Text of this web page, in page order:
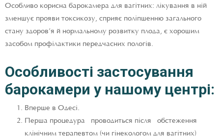
Особливо корисна барокамера для вагітних: лікування в ній
зменшує прояви токсикозу, сприяє поліпшенню загального
стану здоров’я й нормальному розвитку плода, є хорошим
засобом профілактики передчасних пологів.
Особливості застосування
барокамери у нашому центрі:
Вперше в Одесі.
Перша процедура проводиться після обстеження
клінічним терапевтом (чи гінекологом для вагітних)